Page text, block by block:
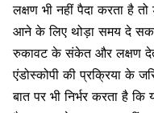
लक्षण भी नहीं पैदा करता है
आने के लिए थोड़ा समय दे
रुकावट के संकेत और लक्षण
एंडोस्कोपी की प्रक्रिया के
बात पर भी निर्भर करता है